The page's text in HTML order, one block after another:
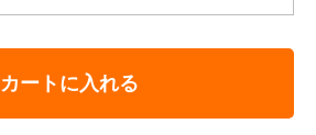
カートに入れる